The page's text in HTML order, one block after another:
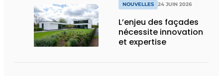
NOUVELLES 24 JUIN 2026
L’enjeu des façades
nécessite innovation
et expertise